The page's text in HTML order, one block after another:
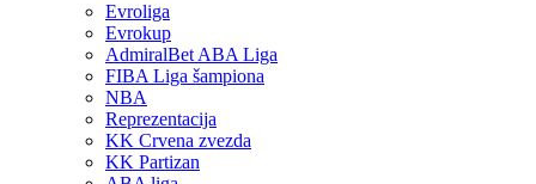
Evroliga
Evrokup
AdmiralBet ABA Liga
FIBA Liga šampiona
NBA
Reprezentacija
KK Crvena zvezda
KK Partizan